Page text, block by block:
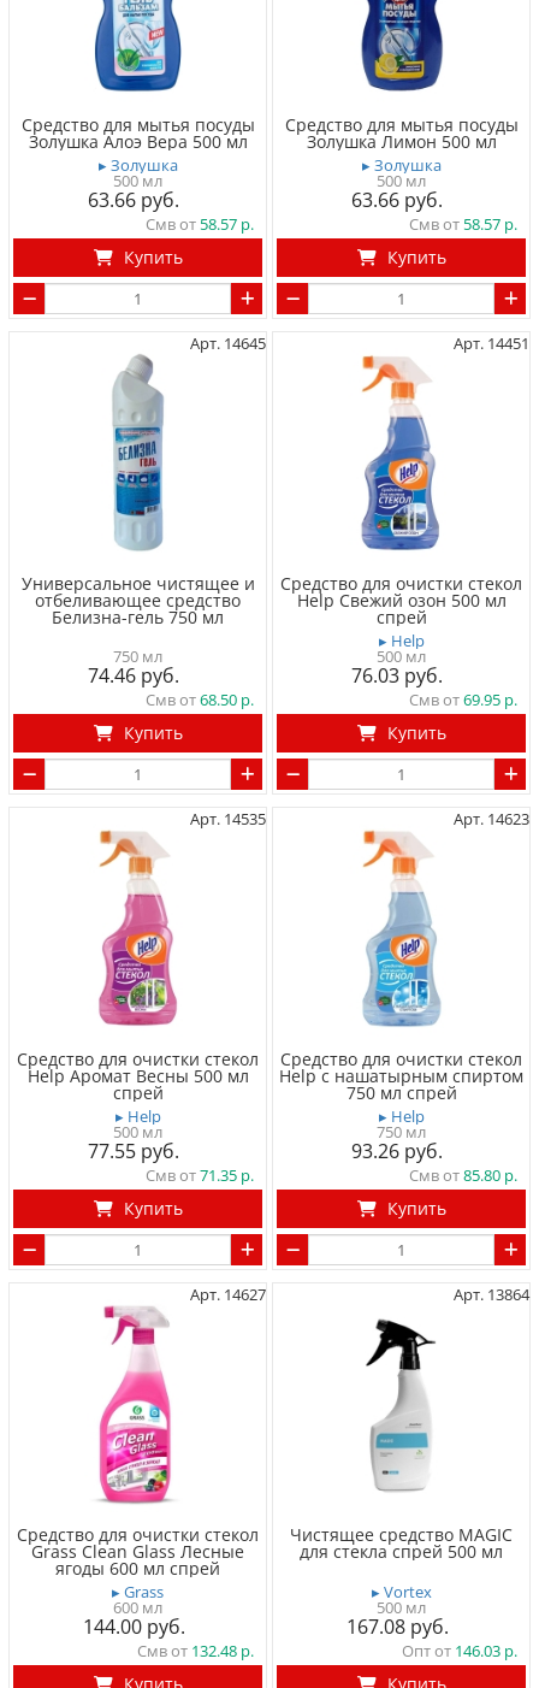
Средство для мытья посуды
Золушка Алоэ Вера 500 мл
▸ Золушка
500 мл
63.66
Смв от 58.57
Купить
Средство для мытья посуды
Золушка Лимон 500 мл
▸ Золушка
500 мл
63.66
Смв от 58.57
Купить
Арт. 14645
Универсальное чистящее и
отбеливающее средство
Белизна-гель 750 мл
750 мл
74.46
Смв от68.50
Купить
Арт. 14451
Средство для очистки cтекол
Help Свежий озон 500 мл
спрей
▸ Help
500 мл
76.03
Смв от69.95
Купить
Арт. 14535
Средство для очистки cтекол
Help Аромат Весны 500 мл
спрей
▸ Help
500 мл
77.55
Смв от71.35
Купить
Арт. 14623
Средство для очистки cтекол
Help с нашатырным спиртом
750 мл спрей
▸ Help
750 мл
93.26
Смв от85.80
Купить
Арт. 14627
Средство для очистки cтекол
Grass Clean Glass Лесные
ягоды 600 мл спрей
▸ Grass
600 мл
144.00
Смв от 132.48
Арт. 13864
Чистящее средство MAGIC
для стекла спрей 500 мл
▸ Vortex
500 мл
167.08
Опт от 146.03